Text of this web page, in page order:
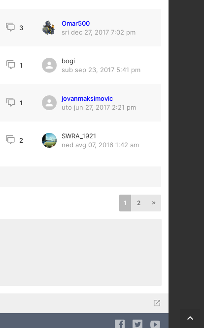
3
Omar500
sri dec 27, 2017 7:02 pm
1
bogi
sub sep 23, 2017 5:41 pm
1
jovanmaksimovic
uto jun 27, 2017 2:21 pm
2
SWRA_1921
ned avg 07, 2016 1:42 am
1 2